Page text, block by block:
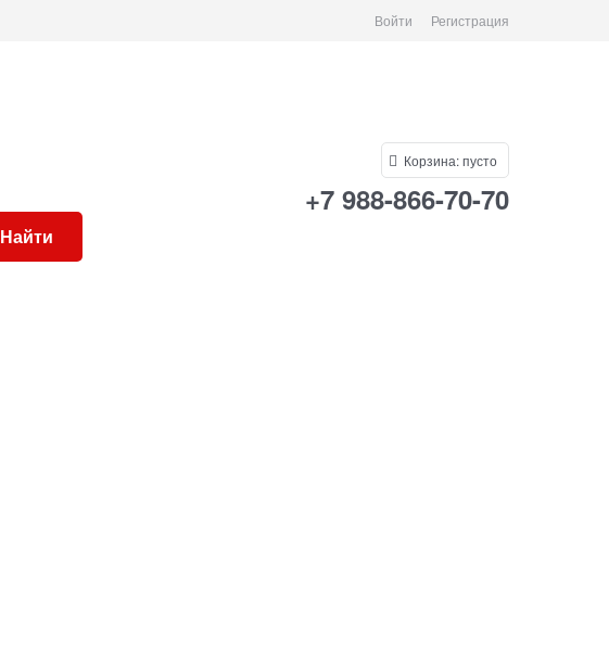
Войти Регистрация
Найти
Корзина:пусто
+7 988-866-70-70